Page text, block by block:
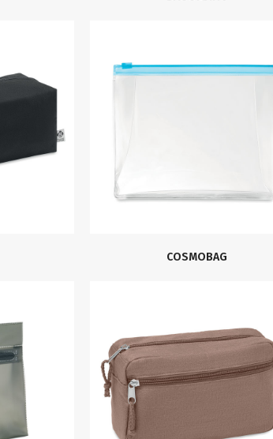
COSMOBAG